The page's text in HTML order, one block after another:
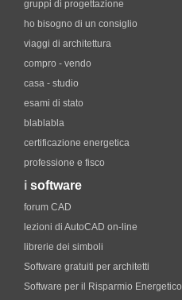
gruppi di progettazione
ho bisogno di un consiglio
viaggi di architettura
compro - vendo
casa - studio
esami di stato
blablabla
certificazione energetica
professione e fisco
i software
forum CAD
lezioni di AutoCAD on-line
librerie dei simboli
Software gratuiti per architetti
Software per il Risparmio Energetico